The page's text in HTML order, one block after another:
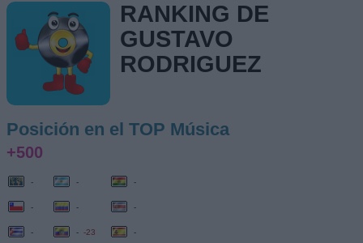
RANKING DE
GUSTAVO
RODRIGUEZ
Posición en el TOP Música
+500
- - -
- - -
- - -23 -